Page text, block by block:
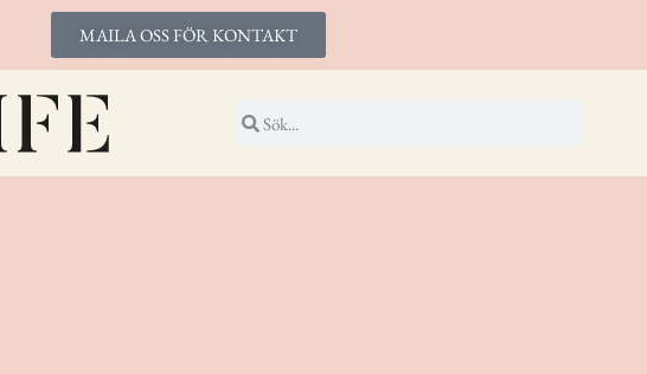
MAILA OSS FÖR KONTAKT